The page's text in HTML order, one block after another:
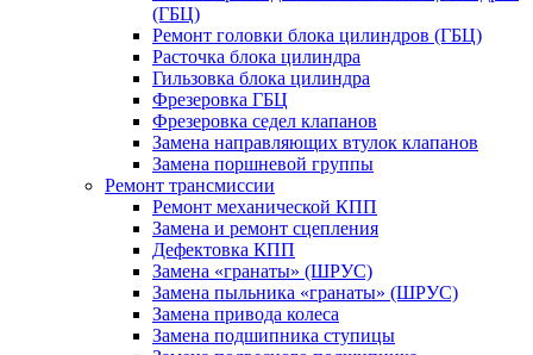
(ГБЦ)
Ремонт головки блока цилиндров (ГБЦ)
Расточка блока цилиндра
Гильзовка блока цилиндра
Фрезеровка ГБЦ
Фрезеровка седел клапанов
Замена направляющих втулок клапанов
Замена поршневой группы
Ремонт трансмиссии
Ремонт механической КПП
Замена и ремонт сцепления
Дефектовка КПП
Замена «гранаты» (ШРУС)
Замена пыльника «гранаты» (ШРУС)
Замена привода колеса
Замена подшипника ступицы